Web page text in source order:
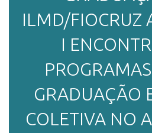
PLATAFORMAS
ILMD/FIOCRUZ
I
GRADUAÇÃO
COLETIVA NO